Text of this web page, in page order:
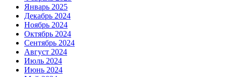
Январь 2025
Декабрь 2024
Ноябрь 2024
Октябрь 2024
Сентябрь 2024
Август 2024
Июль 2024
Июнь 2024